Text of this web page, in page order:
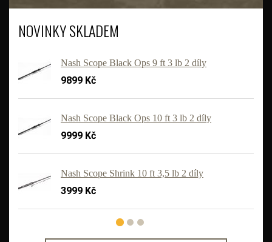
NOVINKY SKLADEM
Nash Scope Black Ops 9 ft 3 lb 2 díly
9899 Kč
Nash Scope Black Ops 10 ft 3 lb 2 díly
9999 Kč
Nash Scope Shrink 10 ft 3,5 lb 2 díly
3999 Kč